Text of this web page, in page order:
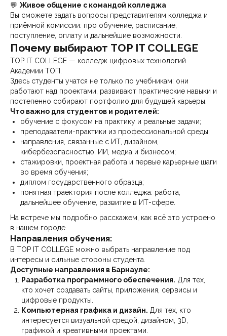
💬 Живое общение с командой колледжа
Вы сможете задать вопросы представителям колледжа и
приёмной комиссии: про обучение, расписание,
поступление, оплату и дальнейшие возможности.
Почему выбирают TOP IT COLLEGE
TOP IT COLLEGE — колледж цифровых технологий
Академии ТОП.
Здесь студенты учатся не только по учебникам: они
работают над проектами, развивают практические навыки и
постепенно собирают портфолио для будущей карьеры.
Что важно для студентов и родителей:
обучение с фокусом на практику и реальные задачи;
преподаватели-практики из профессиональной среды;
направления, связанные с ИТ, дизайном,
кибербезопасностью, ИИ, медиа и бизнесом;
стажировки, проектная работа и первые карьерные шаги
во время обучения;
диплом государственного образца;
понятная траектория после колледжа: работа,
дальнейшее обучение, развитие в ИТ-сфере.
На встрече мы подробно расскажем, как всё это устроено
в нашем городе.
Направления обучения:
В TOP IT COLLEGE можно выбрать направление под
интересы и сильные стороны студента.
Доступные направления в Барнауле:
Разработка программного обеспечения. Для тех,
кто хочет создавать сайты, приложения, сервисы и
цифровые продукты.
Компьютерная графика и дизайн. Для тех, кто
интересуется визуальной средой, дизайном, 3D,
графикой и креативными проектами.